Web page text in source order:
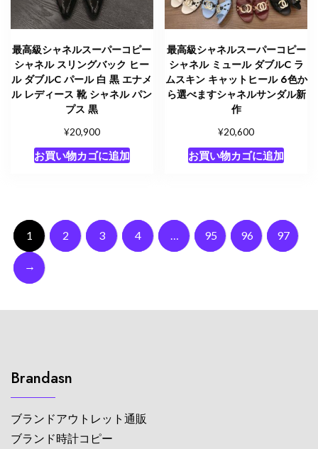
最高級シャネルスーパーコピー
シャネル スリングバック ヒー
ル ダブルC パール 白 黒 エナメ
ル レディース 靴 シャネル パン
プス 黒
¥20,900
お買い物カゴに追加
最高級シャネルスーパーコピー
シャネル ミュール ダブルC ラ
ムスキン キャットヒール 6色か
ら選べますシャネルサンダル新
作
¥20,600
お買い物カゴに追加
1 2 3 4 … 95 96 97
→
Brandasn
ブランドアウトレット通販
ブランド時計コピー